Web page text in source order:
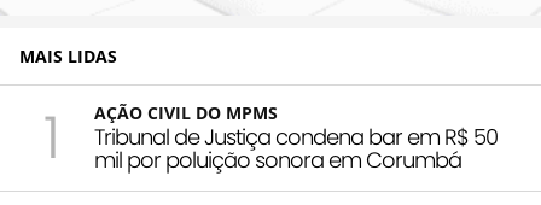
MAIS LIDAS
1 AÇÃO CIVIL DO MPMS
Tribunal de Justiça condena bar em R$ 50
mil por poluição sonora em Corumbá